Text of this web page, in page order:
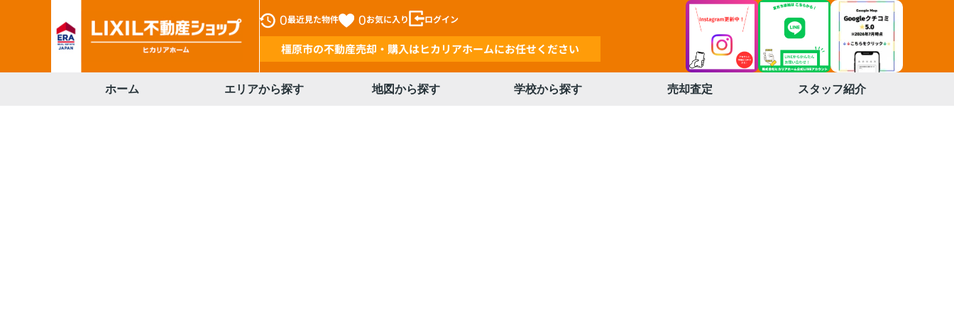
0最近見た物件 0お気に入り ログイン
橿原市の不動産売却・購入はヒカリアホームにお任せください
ホーム エリアから探す 地図から探す 学校から探す 売却査定 スタッフ紹介